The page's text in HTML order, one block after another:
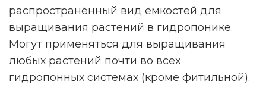
распространённый вид ёмкостей для
выращивания растений в гидропонике.
Могут применяться для выращивания
любых растений почти во всех
гидропонных системах (кроме фитильной).